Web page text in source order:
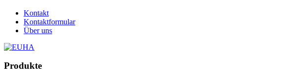
Kontakt
Kontaktformular
Über uns
Produkte